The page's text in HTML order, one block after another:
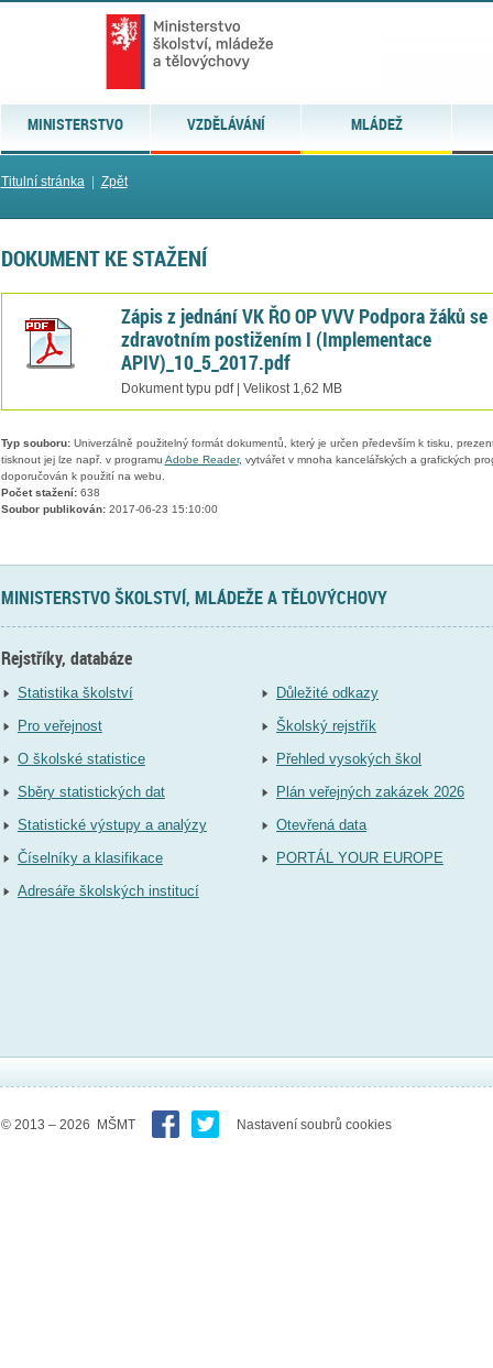
MINISTERSTVO VZDĚLÁVÁNÍ MLÁDEŽ
Titulní stránka| Zpět
DOKUMENT KE STAŽENÍ
Zápis z jednání VK ŘO OP VVV Podpora žáků se
zdravotním postižením I (Implementace
APIV)_10_5_2017.pdf
Dokument typu pdf | Velikost 1,62 MB
Typ souboru:Univerzálně použitelný formát dokumentů, který je určen především k tisku,
tisknout jej lze např. v programu Adobe Reader, vytvářet v mnoha kancelářských a grafických
doporučován k použití na webu.
Počet stažení:638
Soubor publikován:2017-06-23 15:10:00
MINISTERSTVO ŠKOLSTVÍ, MLÁDEŽE A TĚLOVÝCHOVY
Rejstříky, databáze
Statistika školství
Pro veřejnost
O školské statistice
Sběry statistických dat
Statistické výstupy a analýzy
Číselníky a klasifikace
Adresáře školských institucí
Důležité odkazy
Školský rejstřík
Přehled vysokých škol
Plán veřejných zakázek 2026
Otevřená data
PORTÁL YOUR EUROPE
© 2013 – 2026 MŠMT Nastavení soubrů cookies